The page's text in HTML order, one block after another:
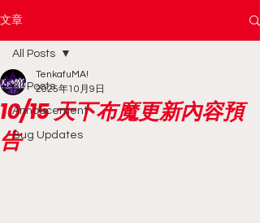
文章
All Posts
Annoucement
Bug Updates
All Posts
10/15 天下布魔更新內容預
告
TenkafuMA!
2025年10月9日